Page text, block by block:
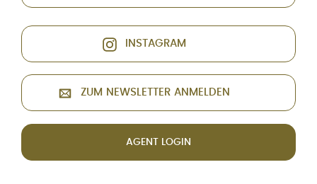
INSTAGRAM
ZUM NEWSLETTER ANMELDEN
AGENT LOGIN